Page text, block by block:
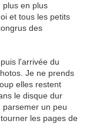
plus en plus
et tous les petits
des
l'arrivée du
Je ne prends
elles restent
le disque dur
un peu
les pages de